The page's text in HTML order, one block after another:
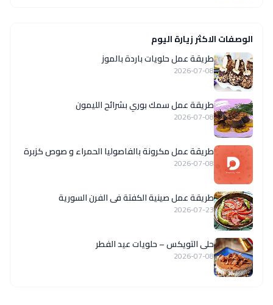
الوصفات الاكثر زيارة اليوم
طريقة عمل حلويات باردة بالموز
2026-07-08
طريقة عمل سمك بوري بشرائح الليمون
2026-07-08
طريقة عمل مكرونة بالفاصوليا الحمراء و صوص كزبرة
2026-07-08
طريقة عمل صينية الكفتة فى الفرن السورية
2026-07-23
حلى التويكس – حلويات عيد الفطر
2026-07-08